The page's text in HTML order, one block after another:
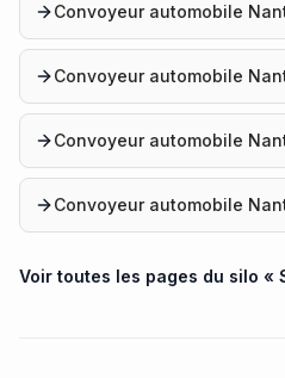
Voir toutes les pages du silo «